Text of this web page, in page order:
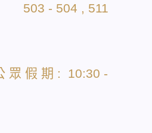
503 - 504 , 511
眾 假 期 : 10:30 -